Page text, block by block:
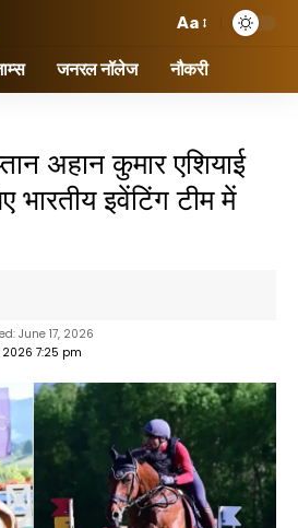
Aa
जनरल नॉलेज नौकरी
अहान कुमार एशियाई
इवेंटिंग टीम में
2026 7:25 pm
June 17, 2026